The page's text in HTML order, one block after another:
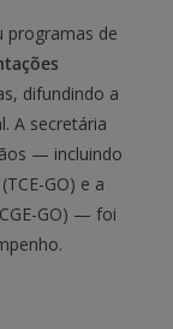
programas de
difundindo a
A secretária
— incluindo
GO) e a
GO) — foi